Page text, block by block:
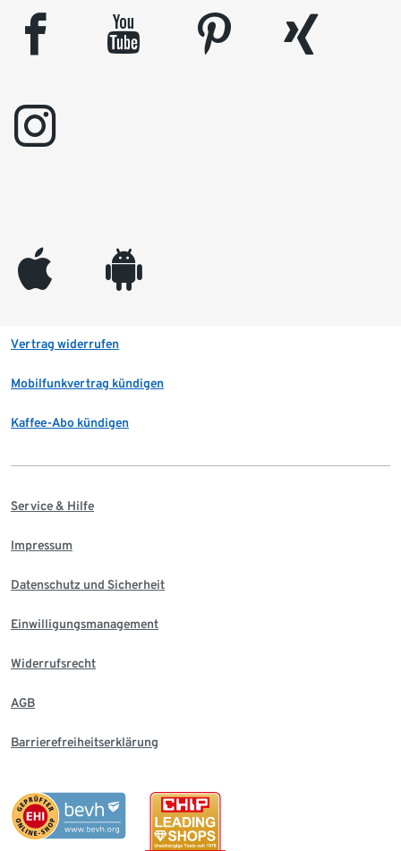
facebook youtube pinterest
xing
instagram
appleinc android
Vertrag widerrufen
Mobilfunkvertrag kündigen
Kaffee-Abo kündigen
Service & Hilfe
Impressum
Datenschutz und Sicherheit
Einwilligungsmanagement
Widerrufsrecht
AGB
Barrierefreiheitserklärung